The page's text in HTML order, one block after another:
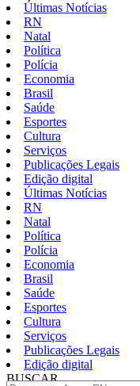
Últimas Notícias
RN
Natal
Política
Polícia
Economia
Brasil
Saúde
Esportes
Cultura
Serviços
Publicações Legais
Edição digital
Últimas Notícias
RN
Natal
Política
Polícia
Economia
Brasil
Saúde
Esportes
Cultura
Serviços
Publicações Legais
Edição digital
BUSCAR